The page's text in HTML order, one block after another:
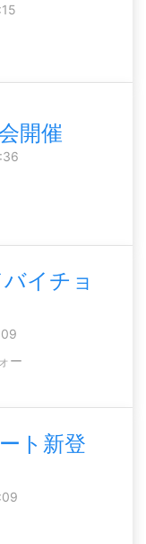
開催
イチョ
ー
ト新登